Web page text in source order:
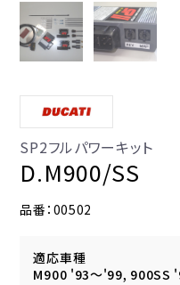
SP2フルパワーキット
D.M900/SS
品番：00502
適応車種
M900 '93～'99, 900SS